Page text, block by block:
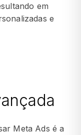
em
e
Meta Ads é a